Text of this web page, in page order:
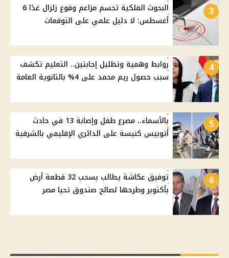
3
البحوث الفلكية تحسم مزاعم وقوع زلزال غدًا 6
أغسطس: لا دليل علمي على التوقعات
4
روابط وهمية وتظليل إجابتين.. التعليم تكشف
سبب حصول ريم محمد على 4% بالثانوية العامة
5
بالأسماء.. مصرع طفل وإصابة 13 في حادث
أتوبيس كنيسة على الدائري الإقليمي بالشرقية
6
توفيق عكاشة يطالب بسحب 32 قطعة أرض
بأكتوبر وطرحها لصالح صندوق تحيا مصر